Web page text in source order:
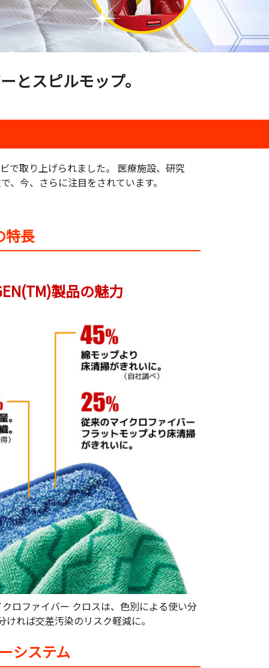
とスピルモップ。
で取り上げられました。 医療施設、研究
今、さらに注目をされています。
特長
製品の魅力
ロファイバー クロスは、色別による使い分
れば交差汚染のリスク軽減に。
システム